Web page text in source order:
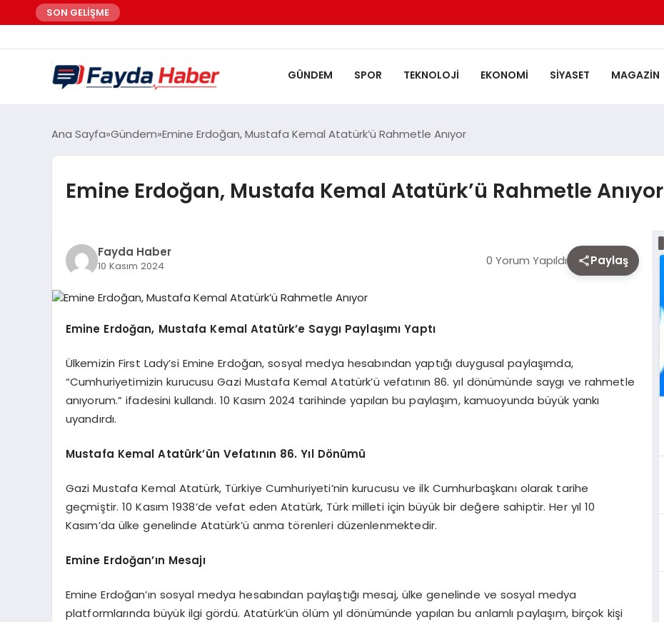
SON GELİŞME
GÜNDEM SPOR TEKNOLOJI EKONOMI SIYASET MAGAZIN
Ana Sayfa Gündem Emine Erdoğan, Mustafa Kemal Atatürk’ü Rahmetle Anıyor
Emine Erdoğan, Mustafa Kemal Atatürk’ü Rahmetle Anıyor
Fayda Haber
10 Kasım 2024 0 Yorum Yapıldı Paylaş
Emine Erdoğan, Mustafa Kemal Atatürk’e Saygı Paylaşımı Yaptı
Ülkemizin First Lady’si Emine Erdoğan, sosyal medya hesabından yaptığı duygusal paylaşımda,
“Cumhuriyetimizin kurucusu Gazi Mustafa Kemal Atatürk’ü vefatının 86. yıl dönümünde saygı ve rahmetle
anıyorum.” ifadesini kullandı. 10 Kasım 2024 tarihinde yapılan bu paylaşım, kamuoyunda büyük yankı
uyandırdı.
Mustafa Kemal Atatürk’ün Vefatının 86. Yıl Dönümü
Gazi Mustafa Kemal Atatürk, Türkiye Cumhuriyeti’nin kurucusu ve ilk Cumhurbaşkanı olarak tarihe
geçmiştir. 10 Kasım 1938’de vefat eden Atatürk, Türk milleti için büyük bir değere sahiptir. Her yıl 10
Kasım’da ülke genelinde Atatürk’ü anma törenleri düzenlenmektedir.
Emine Erdoğan’ın Mesajı
Emine Erdoğan’ın sosyal medya hesabından paylaştığı mesaj, ülke genelinde ve sosyal medya
platformlarında büyük ilgi gördü. Atatürk’ün ölüm yıl dönümünde yapılan bu anlamlı paylaşım, birçok kişi